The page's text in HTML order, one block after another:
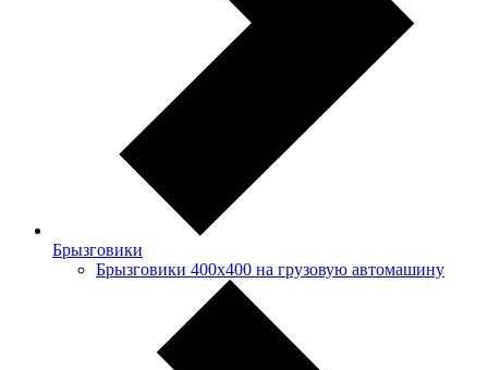
Брызговики
Брызговики 400х400 на грузовую автомашину